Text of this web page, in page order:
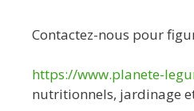
Contactez-nous pour
https://www.planete-
nutritionnels, jardinage